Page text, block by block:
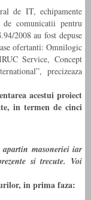
de IT, echipamente
comunicatii pentru
2008 au fost depuse
ofertanti: Omnilogic
Service, Concept
precizeaza
acestui proiect
in termen de cinci
masoneriei iar
si trecute. Voi
in prima faza: